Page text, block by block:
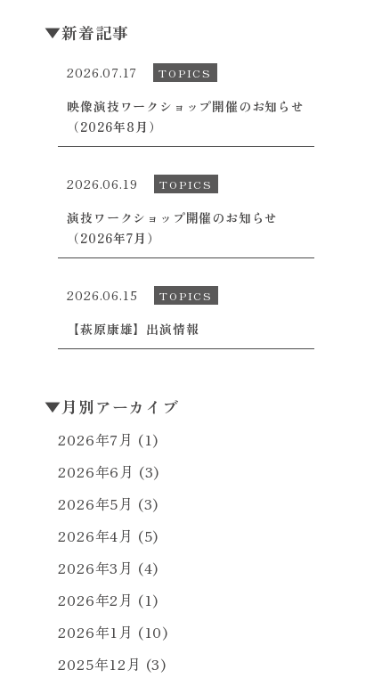
▼新着記事
2026.07.17 TOPICS
映像演技ワークショップ開催のお知らせ
（2026年8月）
2026.06.19 TOPICS
演技ワークショップ開催のお知らせ
（2026年7月）
2026.06.15 TOPICS
【萩原康雄】出演情報
▼月別アーカイブ
2026年7月 (1)
2026年6月 (3)
2026年5月 (3)
2026年4月 (5)
2026年3月 (4)
2026年2月 (1)
2026年1月 (10)
2025年12月 (3)